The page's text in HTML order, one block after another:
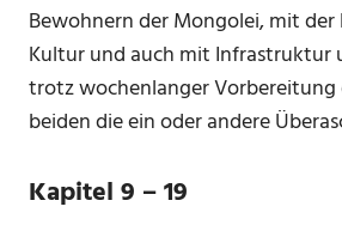
Bewohnern der Mongolei, mit
Kultur und auch mit Infrastruktur
trotz wochenlanger
beiden die ein oder andere
Kapitel 9 – 19